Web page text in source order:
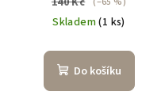
Skladem(1 ks)
Do košíku